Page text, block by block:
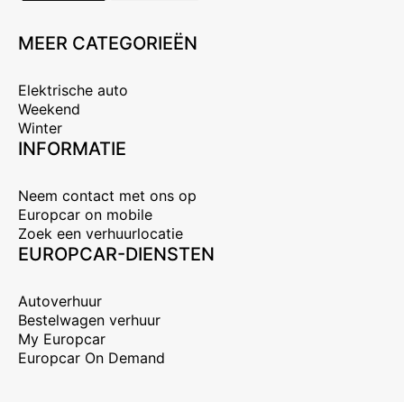
MEER CATEGORIEËN
Elektrische auto
Weekend
Winter
INFORMATIE
Neem contact met ons op
Europcar on mobile
Zoek een verhuurlocatie
EUROPCAR-DIENSTEN
Autoverhuur
Bestelwagen verhuur
My Europcar
Europcar On Demand